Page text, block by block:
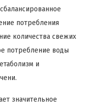
потребления
количества свежих
потребление воды
и
значительное